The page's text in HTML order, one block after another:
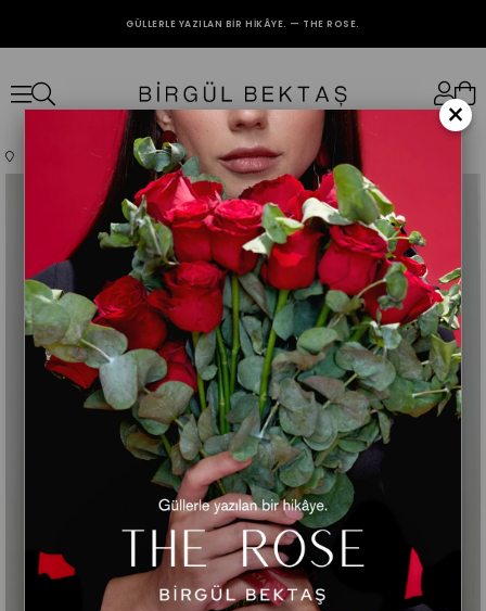
GÜLLERLE YAZILAN BIR HIKÂYE. — THE ROSE.
Giyim Üst Giyim Abiye Kahverengi Nora Elbise
×